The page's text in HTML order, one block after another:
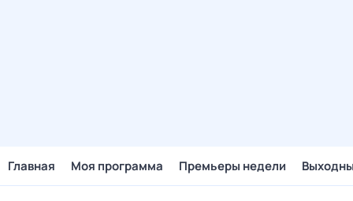
Главная Моя программа Премьеры недели